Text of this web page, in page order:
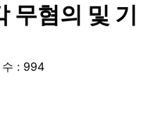
무혐의 및 기
수 : 994